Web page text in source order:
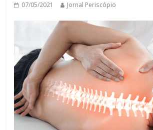
07/05/2021 Jornal Periscópio